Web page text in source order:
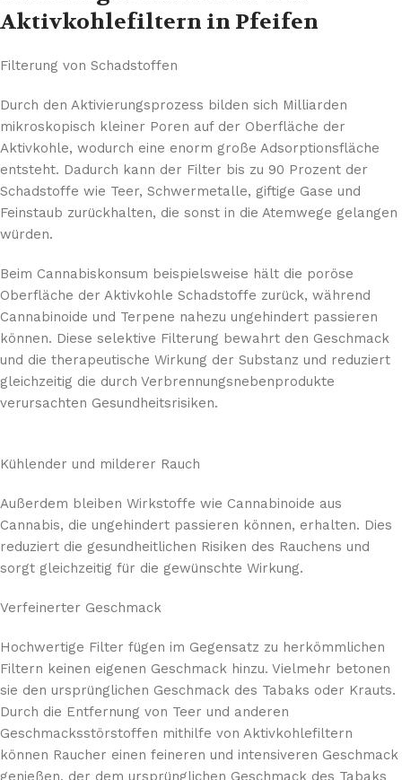
Aktivkohlefiltern in Pfeifen
Filterung von Schadstoffen
Durch den Aktivierungsprozess bilden sich Milliarden
mikroskopisch kleiner Poren auf der Oberfläche der
Aktivkohle, wodurch eine enorm große Adsorptionsfläche
entsteht. Dadurch kann der Filter bis zu 90 Prozent der
Schadstoffe wie Teer, Schwermetalle, giftige Gase und
Feinstaub zurückhalten, die sonst in die Atemwege gelangen
würden.
Beim Cannabiskonsum beispielsweise hält die poröse
Oberfläche der Aktivkohle Schadstoffe zurück, während
Cannabinoide und Terpene nahezu ungehindert passieren
können. Diese selektive Filterung bewahrt den Geschmack
und die therapeutische Wirkung der Substanz und reduziert
gleichzeitig die durch Verbrennungsnebenprodukte
verursachten Gesundheitsrisiken.
Kühlender und milderer Rauch
Außerdem bleiben Wirkstoffe wie Cannabinoide aus
Cannabis, die ungehindert passieren können, erhalten. Dies
reduziert die gesundheitlichen Risiken des Rauchens und
sorgt gleichzeitig für die gewünschte Wirkung.
Verfeinerter Geschmack
Hochwertige Filter fügen im Gegensatz zu herkömmlichen
Filtern keinen eigenen Geschmack hinzu. Vielmehr betonen
sie den ursprünglichen Geschmack des Tabaks oder Krauts.
Durch die Entfernung von Teer und anderen
Geschmacksstörstoffen mithilfe von Aktivkohlefiltern
können Raucher einen feineren und intensiveren Geschmack
genießen, der dem ursprünglichen Geschmack des Tabaks